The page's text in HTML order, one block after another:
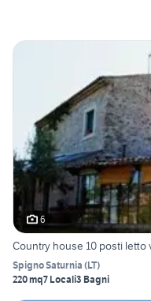
6
Country house 10 posti letto
Spigno Saturnia (LT)
220 mq7 Locali3 Bagni